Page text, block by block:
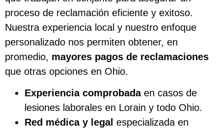
proceso de reclamación eficiente y exitoso.
Nuestra experiencia local y nuestro enfoque
personalizado nos permiten obtener, en
promedio, mayores pagos de reclamaciones
que otras opciones en Ohio.
Experiencia comprobadaen casos de
lesiones laborales en Lorain y todo Ohio.
Red médica y legal especializada en